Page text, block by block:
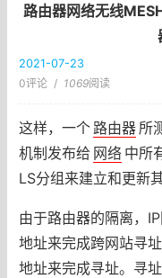
路由器网络无线
2021-07-23
0评论 / 1069阅读
这样，一个 路由器 所
机制发布给 网络 中所
LS分组来建立和更新
由于路由器的隔离，
地址来完成跨网站寻
地址来完成寻址。寻